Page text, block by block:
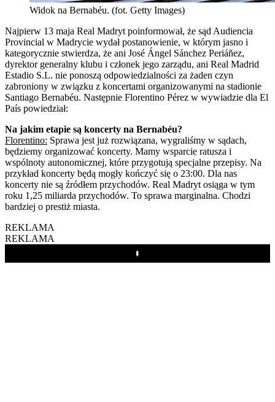
Widok na Bernabéu. (fot. Getty Images)
Najpierw 13 maja Real Madryt poinformował, że sąd Audiencia
Provincial w Madrycie wydał postanowienie, w którym jasno i
kategorycznie stwierdza, że ani José Ángel Sánchez Periáñez,
dyrektor generalny klubu i członek jego zarządu, ani Real Madrid
Estadio S.L. nie ponoszą odpowiedzialności za żaden czyn
zabroniony w związku z koncertami organizowanymi na stadionie
Santiago Bernabéu. Następnie Florentino Pérez w wywiadzie dla El
País powiedział:
Na jakim etapie są koncerty na Bernabéu?
Florentino: Sprawa jest już rozwiązana, wygraliśmy w sądach,
będziemy organizować koncerty. Mamy wsparcie ratusza i
wspólnoty autonomicznej, które przygotują specjalne przepisy. Na
przykład koncerty będą mogły kończyć się o 23:00. Dla nas
koncerty nie są źródłem przychodów. Real Madryt osiąga w tym
roku 1,25 miliarda przychodów. To sprawa marginalna. Chodzi
bardziej o prestiż miasta.
REKLAMA
REKLAMA
Play